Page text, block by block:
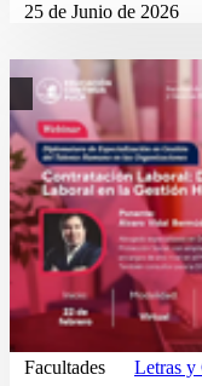
25 de Junio de 2026
Facultades Letras y